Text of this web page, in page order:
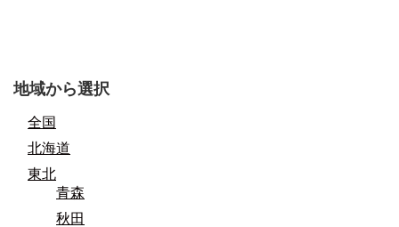
地域から選択
全国
北海道
東北
青森
秋田